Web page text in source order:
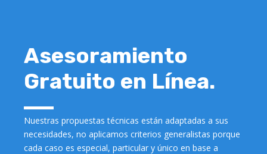
Asesoramiento
Gratuito en Línea.
Nuestras propuestas técnicas están adaptadas a sus
necesidades, no aplicamos criterios generalistas porque
cada caso es especial, particular y único en base a